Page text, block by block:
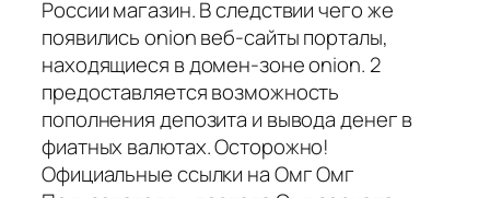
России магазин. В следствии чего же
появились onion веб-сайты порталы,
находящиеся в домен-зоне onion. 2
предоставляется возможность
пополнения депозита и вывода денег в
фиатных валютах. Осторожно!
Официальные ссылки на Омг Омг